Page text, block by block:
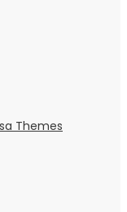
Themes